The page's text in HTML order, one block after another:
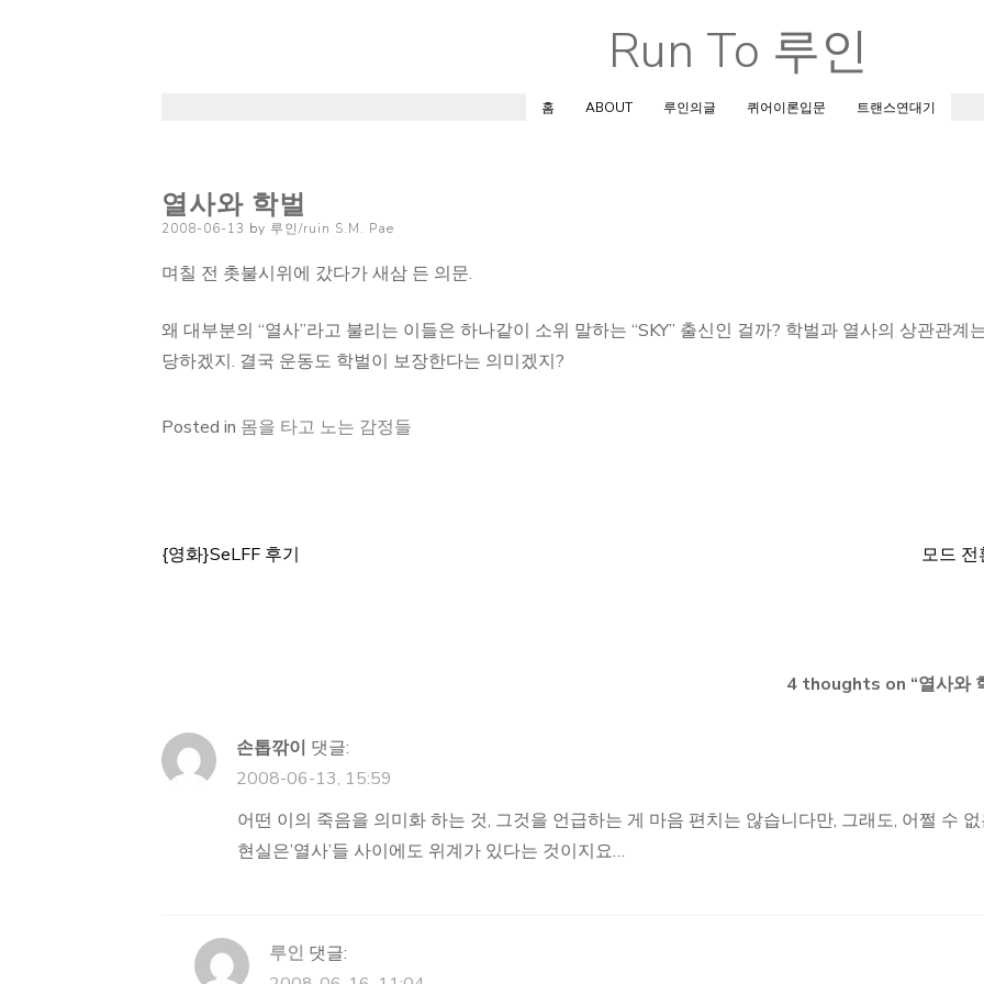
Skip
to
content
Run To 루인
홈 ABOUT 루인의글 퀴어이론입문 트랜스연대기
열사와 학벌
Posted
2008-06-13 by 루인/ruin S.M. Pae
며칠 전 촛불시위에 갔다가 새삼 든 의문.
왜 대부분의 “열사”라고 불리는 이들은 하나같이 소위 말하는 “SKY” 출신인 걸까? 학벌과 열사의 상관관계
당하겠지. 결국 운동도 학벌이 보장한다는 의미겠지?
Posted in 몸을 타고 노는 감정들
글
{영화}SeLFF 후기 모드 전
4 thoughts on “열사와
손톱깎이 댓글:
2008-06-13, 15:59
어떤 이의 죽음을 의미화 하는 것, 그것을 언급하는 게 마음 편치는 않습니다만, 그래도, 어쩔 수
현실은’열사’들 사이에도 위계가 있다는 것이지요…
루인 댓글: